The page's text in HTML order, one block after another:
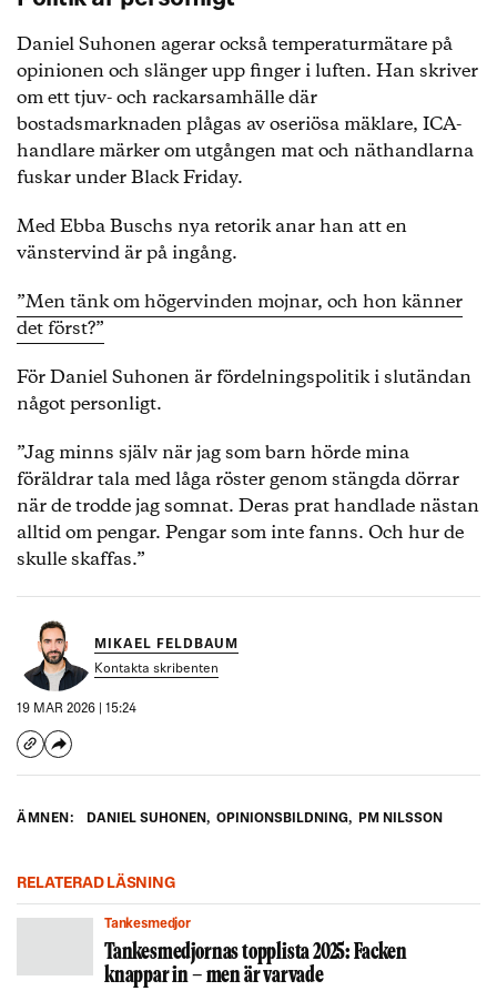
Daniel Suhonen agerar också temperaturmätare på
opinionen och slänger upp finger i luften. Han skriver
om ett tjuv- och rackarsamhälle där
bostadsmarknaden plågas av oseriösa mäklare, ICA-
handlare märker om utgången mat och näthandlarna
fuskar under Black Friday.
Med Ebba Buschs nya retorik anar han att en
vänstervind är på ingång.
”Men tänk om högervinden mojnar, och hon känner
det först?”
För Daniel Suhonen är fördelningspolitik i slutändan
något personligt.
”Jag minns själv när jag som barn hörde mina
föräldrar tala med låga röster genom stängda dörrar
när de trodde jag somnat. Deras prat handlade nästan
alltid om pengar. Pengar som inte fanns. Och hur de
skulle skaffas.”
MIKAEL FELDBAUM
Kontakta skribenten
19 MAR 2026 | 15:24
ÄMNEN: DANIEL SUHONEN, OPINIONSBILDNING, PM NILSSON
RELATERAD LÄSNING
Tankesmedjor
Tankesmedjornas topplista 2025: Facken
knappar in – men är varvade